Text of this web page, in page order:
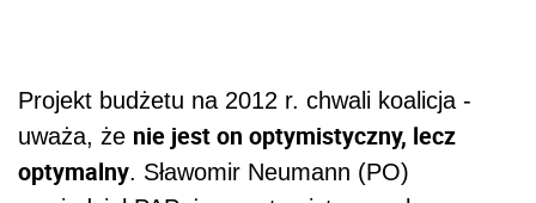
Projekt budżetu na 2012 r. chwali koalicja -
uważa, że nie jest on optymistyczny, lecz
optymalny. Sławomir Neumann (PO)